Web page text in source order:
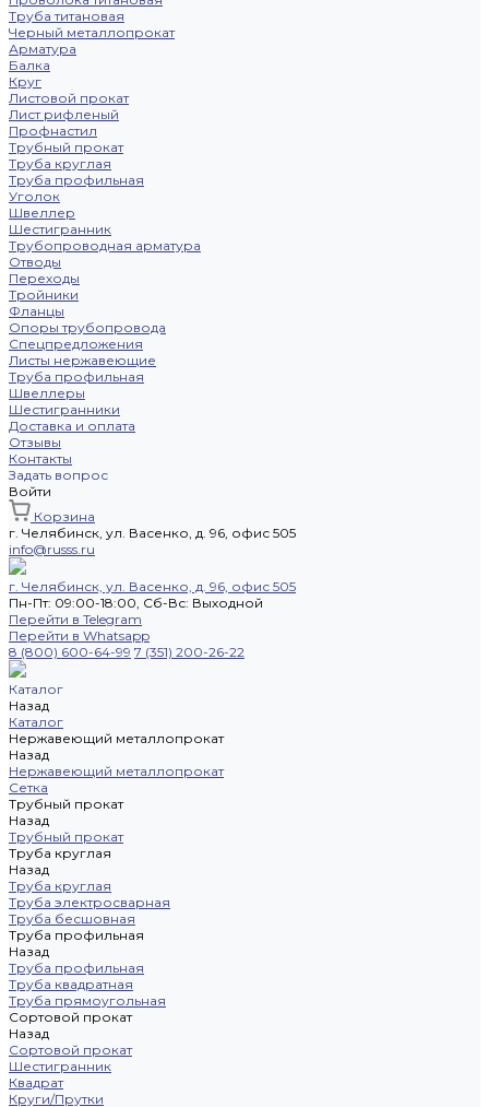
Труба титановая
Черный металлопрокат
Арматура
Балка
Круг
Листовой прокат
Лист рифленый
Профнастил
Трубный прокат
Труба круглая
Труба профильная
Уголок
Швеллер
Шестигранник
Трубопроводная арматура
Отводы
Переходы
Тройники
Фланцы
Опоры трубопровода
Спецпредложения
Листы нержавеющие
Труба профильная
Швеллеры
Шестигранники
Доставка и оплата
Отзывы
Контакты
Задать вопрос
Войти
Корзина
г. Челябинск, ул. Васенко, д. 96, офис 505
info@russs.ru
г. Челябинск, ул. Васенко, д. 96, офис 505
Пн-Пт: 09:00-18:00, Cб-Вс: Выходной
Перейти в Telegram
Перейти в Whatsapp
8 (800) 600-64-99 7 (351) 200-26-22
Каталог
Назад
Каталог
Нержавеющий металлопрокат
Назад
Нержавеющий металлопрокат
Сетка
Трубный прокат
Назад
Трубный прокат
Труба круглая
Назад
Труба круглая
Труба электросварная
Труба бесшовная
Труба профильная
Назад
Труба профильная
Труба квадратная
Труба прямоугольная
Сортовой прокат
Назад
Сортовой прокат
Шестигранник
Квадрат
Круги/Прутки